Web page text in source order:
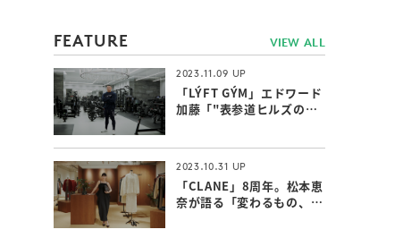
FEATURE VIEW ALL
2023.11.09
「LÝFT GÝM」エドワード
加藤「"表参道ヒルズのジ
2023.10.31
「CLANE」8周年。松本恵
奈が語る「変わるもの、変